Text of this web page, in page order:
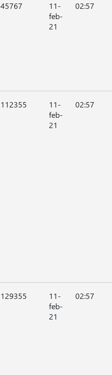
45767
11-
feb-
21
02:57
112355
11-
feb-
21
02:57
129355
11-
feb-
21
02:57